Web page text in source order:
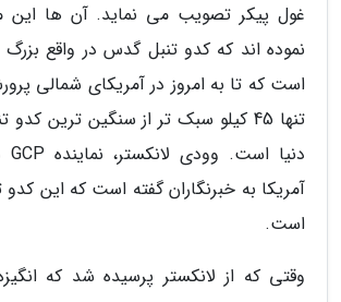
غول پیکر تصویب می نماید. آن ها این
نموده اند که کدو تنبل گدس در واقع بزرگ
است که تا به امروز در آمریکای شمالی
تنها 45 کیلو سبک تر از سنگین ترین
آمریکا به خبرنگاران گفته است که این کدو
است.